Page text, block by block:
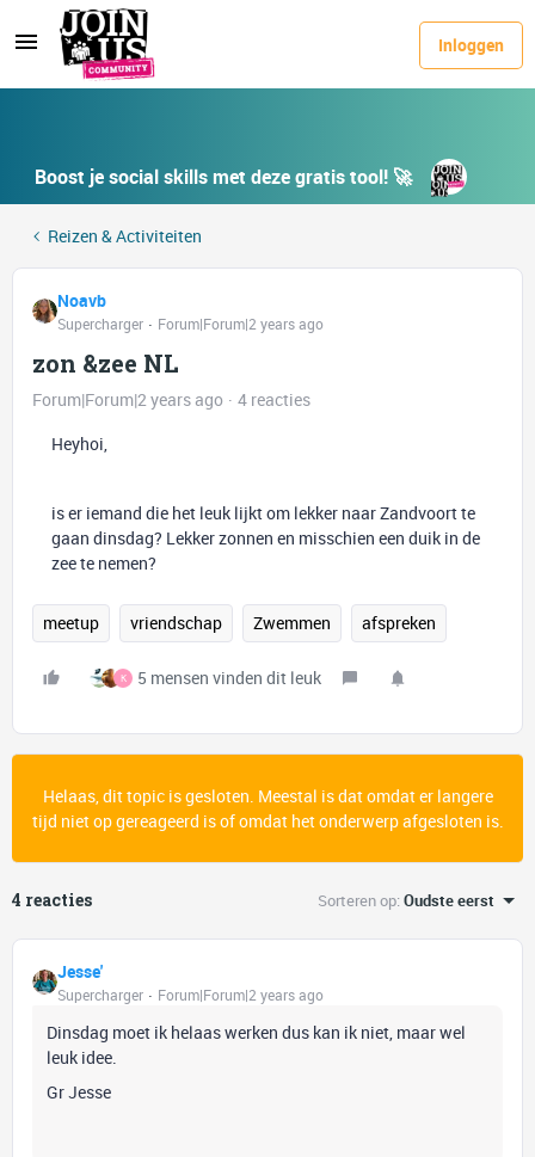
Inloggen
Boost je social skills met deze gratis tool! 🚀
Reizen & Activiteiten
Noavb
Supercharger Forum|Forum|2 years ago
zon &zee NL
Forum|Forum|2 years ago
4 reacties
Heyhoi,
is er iemand die het leuk lijkt om lekker naar Zandvoort te
gaan dinsdag? Lekker zonnen en misschien een duik in de
zee te nemen?
meetup vriendschap Zwemmen afspreken
K 5 mensen vinden dit leuk
Helaas, dit topic is gesloten. Meestal is dat omdat er langere
tijd niet op gereageerd is of omdat het onderwerp afgesloten is.
4 reacties Sorteren op:Oudste eerst
Jesse'
Supercharger Forum|Forum|2 years ago
Dinsdag moet ik helaas werken dus kan ik niet, maar wel
leuk idee.
Gr Jesse